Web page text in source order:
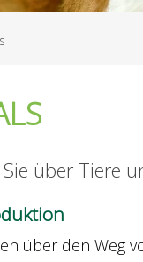
über Tiere
über den Weg